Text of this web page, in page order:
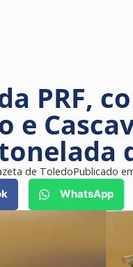
PRF,
e
de ToledoPublicado
WhatsApp